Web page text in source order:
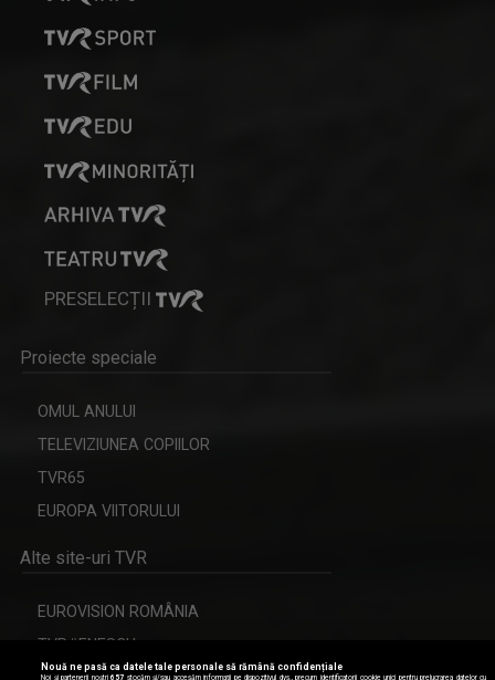
Emisiunea este precum o fereastră deschisă ...
„Salutare, salutare la toată lumea!”, spune, ...
MARIUS POPA
„Pentru mine, televiziunea e un vis pe care îl ...
CRISTIAN MÎNDRU
PRESELECȚII
Proiecte speciale
OMUL ANULUI
TELEVIZIUNEA COPIILOR
TVR65
EUROPA VIITORULUI
Alte site-uri TVR
EUROVISION ROMÂNIA
TVR#ENESCU
Nouă ne pasă ca datele tale personale să rămână confidențiale
Noi și partenerii noștri657 stocăm și/sau accesăm informații pe dispozitivul dvs., precum identificatorii cookie unici pentru prelucrarea datelor cu